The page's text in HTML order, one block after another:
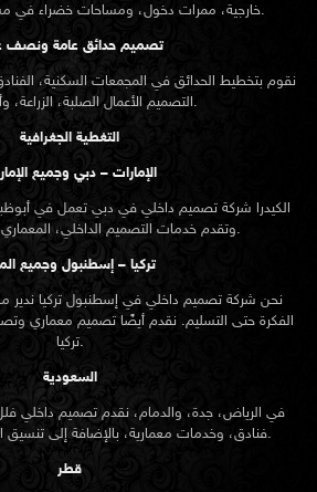
خارجية، ممرات دخول، ومساحات خضراء في مشاريع في الخليج وتركيا.
تصميم حدائق عامة ونصف
نقوم بتخطيط الحدائق في المجمعات السكنية،
التصميم الأعمال الصلبة، الزراعة، وأنظمة الري.
التغطية الجغرافية
الإمارات – دبي وجميع
الكيدرا شركة تصميم داخلي في دبي تعمل في
وتقدم خدمات التصميم الداخلي، المعماري، وتصميم الحدائق.
تركيا – إسطنبول وجميع
نحن شركة تصميم داخلي في إسطنبول تركيا ندير
الفكرة حتى التسليم. نقدم أيضًا تصميم معماري
تركيا.
السعودية
في الرياض، جدة، والدمام، نقدم تصميم داخلي
فنادق، وخدمات معمارية، بالإضافة إلى تنسيق الحدائق الخاصة والتجارية.
قطر